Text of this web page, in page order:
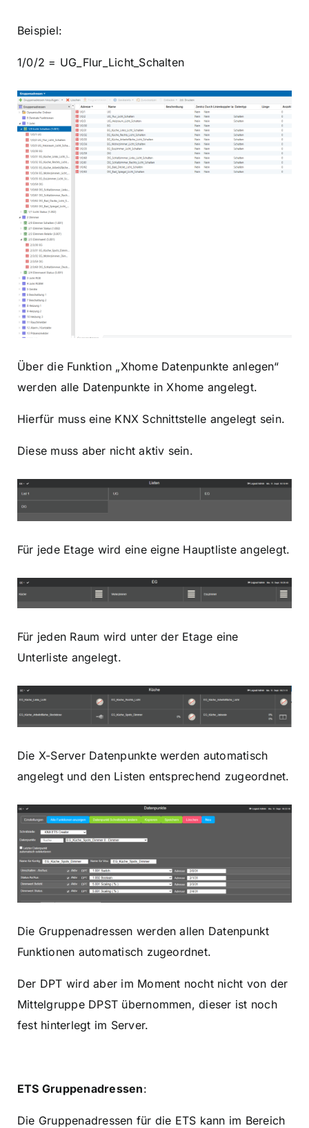
Beispiel:
1/0/2 = UG_Flur_Licht_Schalten
Über die Funktion „Xhome Datenpunkte anlegen“
werden alle Datenpunkte in Xhome angelegt.
Hierfür muss eine KNX Schnittstelle angelegt sein.
Diese muss aber nicht aktiv sein.
Für jede Etage wird eine eigne Hauptliste angelegt.
Für jeden Raum wird unter der Etage eine
Unterliste angelegt.
Die X-Server Datenpunkte werden automatisch
angelegt und den Listen entsprechend zugeordnet.
Die Gruppenadressen werden allen Datenpunkt
Funktionen automatisch zugeordnet.
Der DPT wird aber im Moment nocht nicht von der
Mittelgruppe DPST übernommen, dieser ist noch
fest hinterlegt im Server.
ETS Gruppenadressen:
Die Gruppenadressen für die ETS kann im Bereich